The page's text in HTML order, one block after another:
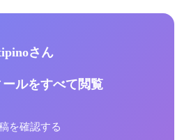
さん
ルをすべて閲覧
を確認する